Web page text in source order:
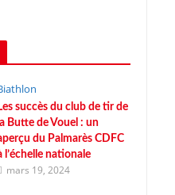
Les succès du club de tir de
la Butte de Vouel : un
du Palmarès CDFC
l’échelle nationale
mars 19, 2024